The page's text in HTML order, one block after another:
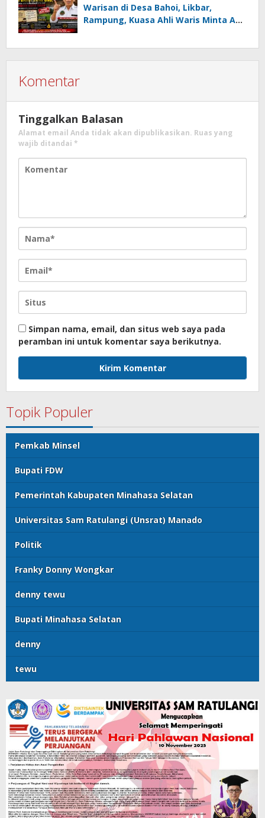
Juara Umum
Warisan di Desa Bahoi, Likbar,
Rampung, Kuasa Ahli Waris Minta APH
Komentar
Tinggalkan Balasan
Alamat email Anda tidak akan dipublikasikan. Ruas yang
wajib ditandai *
Simpan nama, email, dan situs web saya pada
peramban ini untuk komentar saya berikutnya.
Topik Populer
Pemkab Minsel
Bupati FDW
Pemerintah Kabupaten Minahasa Selatan
Universitas Sam Ratulangi (Unsrat) Manado
Politik
Franky Donny Wongkar
denny tewu
Bupati Minahasa Selatan
denny
tewu